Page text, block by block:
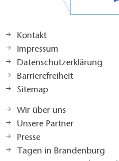
Kontakt
Impressum
Datenschutzerklärung
Barrierefreiheit
Sitemap
Wir über uns
Unsere Partner
Presse
Tagen in Brandenburg